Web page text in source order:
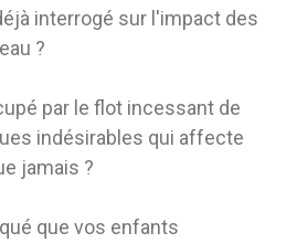
interrogé sur l'impact des
?
par le flot incessant de
indésirables qui affecte
jamais ?
que vos enfants